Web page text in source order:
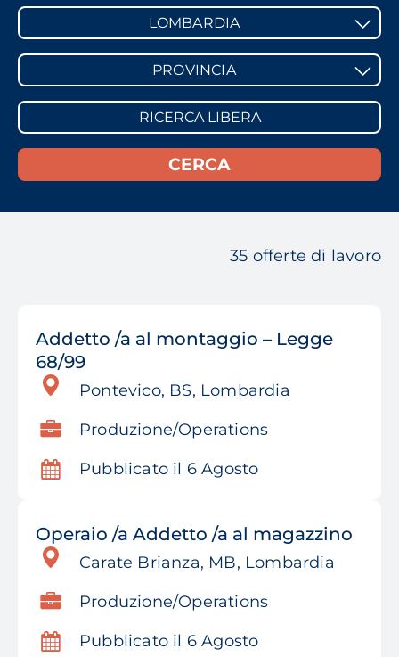
LOMBARDIA
PROVINCIA
35 offerte di lavoro
Addetto /a al montaggio – Legge
68/99
Pontevico, BS, Lombardia
Produzione/Operations
Pubblicato il 6 Agosto
Operaio /a Addetto /a al magazzino
Carate Brianza, MB, Lombardia
Produzione/Operations
Pubblicato il 6 Agosto